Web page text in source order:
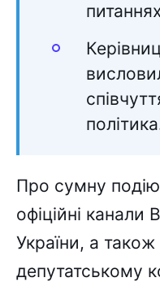
Про сумну
офіційні канали
України, а
депутатському